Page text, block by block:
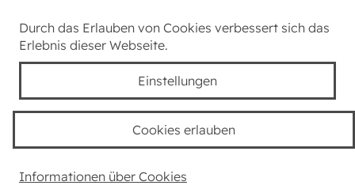
Durch das Erlauben von Cookies verbessert sich das
Erlebnis dieser Webseite.
Einstellungen
Informationen über Cookies
Cookies erlauben
Taube Kultur
Kids
Haben Sie einen Vorschlag?